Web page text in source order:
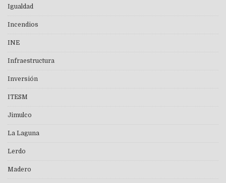
Igualdad
Incendios
INE
Infraestructura
Inversión
ITESM
Jimulco
La Laguna
Lerdo
Madero